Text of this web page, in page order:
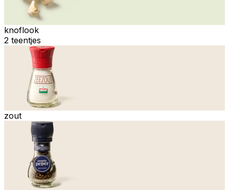
knoflook
2 teentjes
zout